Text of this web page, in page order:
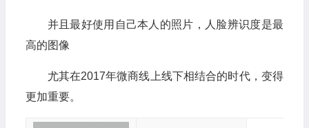
并且最好使用自己本人的照片，人脸辨识度是最
高的图像
尤其在2017年微商线上线下相结合的时代，变得
更加重要。